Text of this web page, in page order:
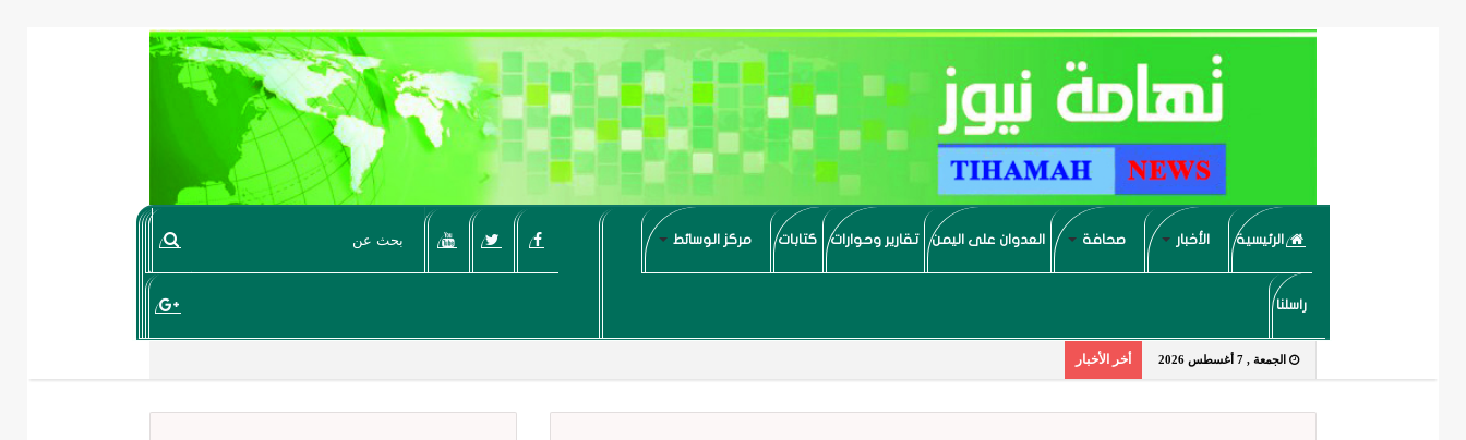
الرئيسية الأخبار صحافة العدوان على اليمن تقارير وحوارات كتابات مركز الوسائط
راسلنا
الجمعة , 7 أغسطس 2026 أخر الأخبار